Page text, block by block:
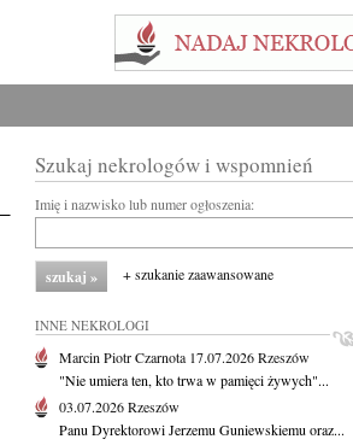
Szukaj nekrologów i wspomnień
Imię i nazwisko lub numer ogłoszenia:
+ szukanie zaawansowane
INNE NEKROLOGI
Marcin Piotr Czarnota 17.07.2026Rzeszów
"Nie umiera ten, kto trwa w pamięci żywych"...
03.07.2026Rzeszów
Panu Dyrektorowi Jerzemu Guniewskiemu oraz...